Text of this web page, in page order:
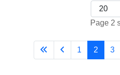
Page 2
1 2 3